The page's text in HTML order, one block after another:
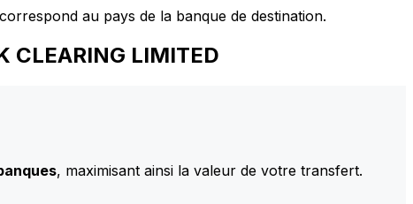
au pays de la banque de destination.
CLEARING LIMITED
, maximisant ainsi la valeur de votre transfert.